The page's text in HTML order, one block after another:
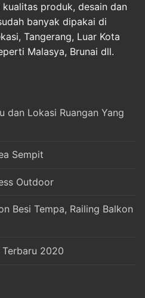
produk, desain dan
banyak dipakai di
Tangerang, Luar Kota
Malasya, Brunai dll.
dan Lokasi Ruangan Yang
Sempit
Outdoor
Besi Tempa, Railing Balkon
2020